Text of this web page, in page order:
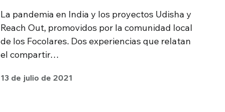
La pandemia en India y los proyectos Udisha y
Reach Out, promovidos por la comunidad local
de los Focolares. Dos experiencias que relatan
el compartir…
13 de julio de 2021